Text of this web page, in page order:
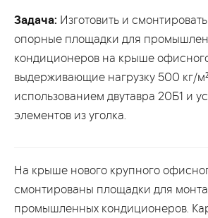
Задача: Изготовить и
опорные площадки для
кондиционеров на крыше
выдерживающие нагрузку 500 кг/
использованием двутавра 20Б1 и
элементов из уголка.
На крыше нового крупного
смонтированы площадки для
промышленных кондиционеров.